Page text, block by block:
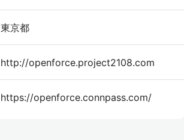
東京都
http://openforce.project2108.com
https://openforce.connpass.com/